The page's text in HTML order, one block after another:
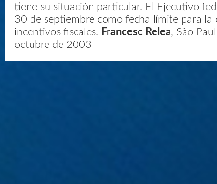
tiene su situación particular. El Ejecutivo
30 de septiembre como fecha límite para la
incentivos fiscales. Francesc Relea, São
octubre de 2003